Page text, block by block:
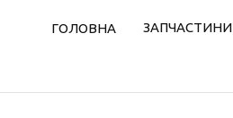
ГОЛОВНА ЗАПЧАСТИНИ